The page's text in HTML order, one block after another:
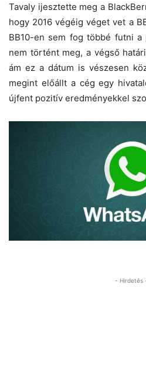
Tavaly ijesztette meg a
hogy 2016 végéig véget vet a
BB10-en sem fog többé futni a
nem történt meg, a végső
ám ez a dátum is vészesen
megint előállt a cég egy
újfent pozitív eredményekkel
- Hirdetés